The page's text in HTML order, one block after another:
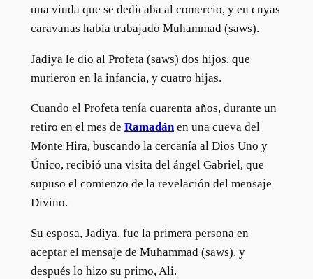
una viuda que se dedicaba al comercio, y en cuyas
caravanas había trabajado Muhammad (saws).
Jadiya le dio al Profeta (saws) dos hijos, que
murieron en la infancia, y cuatro hijas.
Cuando el Profeta tenía cuarenta años, durante un
retiro en el mes de Ramadánen una cueva del
Monte Hira, buscando la cercanía al Dios Uno y
Único, recibió una visita del ángel Gabriel, que
supuso el comienzo de la revelación del mensaje
Divino.
Su esposa, Jadiya, fue la primera persona en
aceptar el mensaje de Muhammad (saws), y
después lo hizo su primo, Ali.